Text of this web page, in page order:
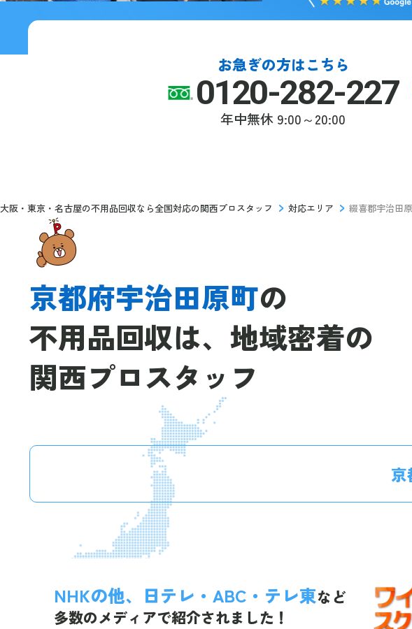
お急ぎの方はこちら
0120-282-227
年中無休 9:00～20:00
大阪・東京・名古屋の不用品回収なら全国対応の関西プロスタッフ 対応エリア 綴喜郡宇治田
京都府宇治田原町の
不用品回収は、 地域密着の
関西プロスタッフ
NHKの他、日テレ・ABC・テレ東など
多数のメディアで紹介されました！